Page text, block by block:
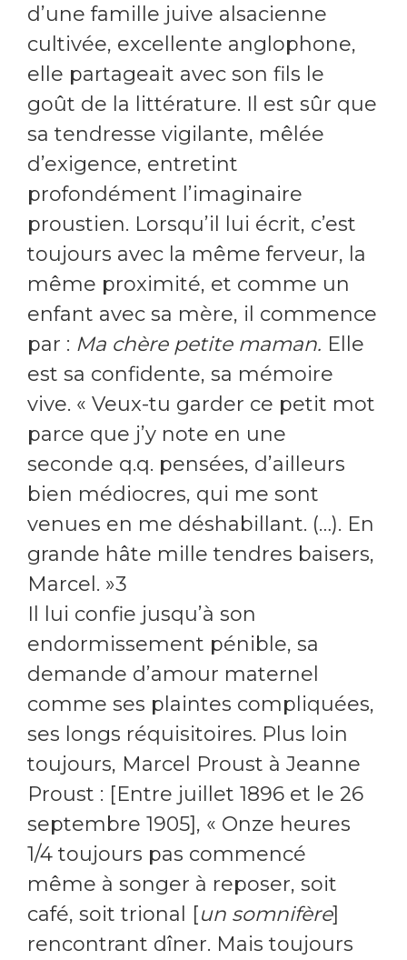
d’une famille juive alsacienne
cultivée, excellente anglophone,
elle partageait avec son fils le
goût de la littérature. Il est sûr que
sa tendresse vigilante, mêlée
d’exigence, entretint
profondément l’imaginaire
proustien. Lorsqu’il lui écrit, c’est
toujours avec la même ferveur, la
même proximité, et comme un
enfant avec sa mère, il commence
par : Ma chère petite maman. Elle
est sa confidente, sa mémoire
vive. « Veux-tu garder ce petit mot
parce que j’y note en une
seconde q.q. pensées, d’ailleurs
bien médiocres, qui me sont
venues en me déshabillant. (…). En
grande hâte mille tendres baisers,
Marcel. »3
Il lui confie jusqu’à son
endormissement pénible, sa
demande d’amour maternel
comme ses plaintes compliquées,
ses longs réquisitoires. Plus loin
toujours, Marcel Proust à Jeanne
Proust : [Entre juillet 1896 et le 26
septembre 1905], « Onze heures
1/4 toujours pas commencé
même à songer à reposer, soit
café, soit trional [un somnifère]
rencontrant dîner. Mais toujours